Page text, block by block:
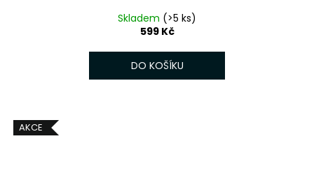
Skladem (>5 ks)
599 Kč
DO KOŠÍKU
AKCE